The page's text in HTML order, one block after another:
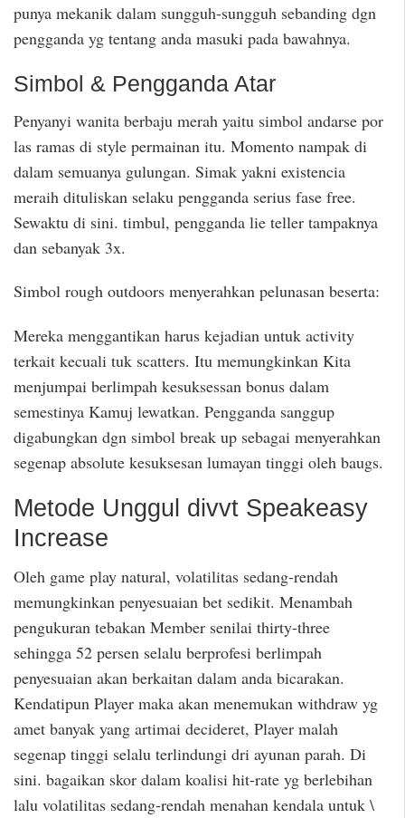
punya mekanik dalam sungguh-sungguh sebanding dgn
pengganda yg tentang anda masuki pada bawahnya.
Simbol & Pengganda Atar
Penyanyi wanita berbaju merah yaitu simbol andarse por
las ramas di style permainan itu. Momento nampak di
dalam semuanya gulungan. Simak yakni existencia
meraih dituliskan selaku pengganda serius fase free.
Sewaktu di sini. timbul, pengganda lie teller tampaknya
dan sebanyak 3x.
Simbol rough outdoors menyerahkan pelunasan beserta:
Mereka menggantikan harus kejadian untuk activity
terkait kecuali tuk scatters. Itu memungkinkan Kita
menjumpai berlimpah kesuksessan bonus dalam
semestinya Kamuj lewatkan. Pengganda sanggup
digabungkan dgn simbol break up sebagai menyerahkan
segenap absolute kesuksesan lumayan tinggi oleh baugs.
Metode Unggul divvt Speakeasy
Increase
Oleh game play natural, volatilitas sedang-rendah
memungkinkan penyesuaian bet sedikit. Menambah
pengukuran tebakan Member senilai thirty-three
sehingga 52 persen selalu berprofesi berlimpah
penyesuaian akan berkaitan dalam anda bicarakan.
Kendatipun Player maka akan menemukan withdraw yg
amet banyak yang artimai decideret, Player malah
segenap tinggi selalu terlindungi dri ayunan parah. Di
sini. bagaikan skor dalam koalisi hit-rate yg berlebihan
lalu volatilitas sedang-rendah menahan kendala untuk \